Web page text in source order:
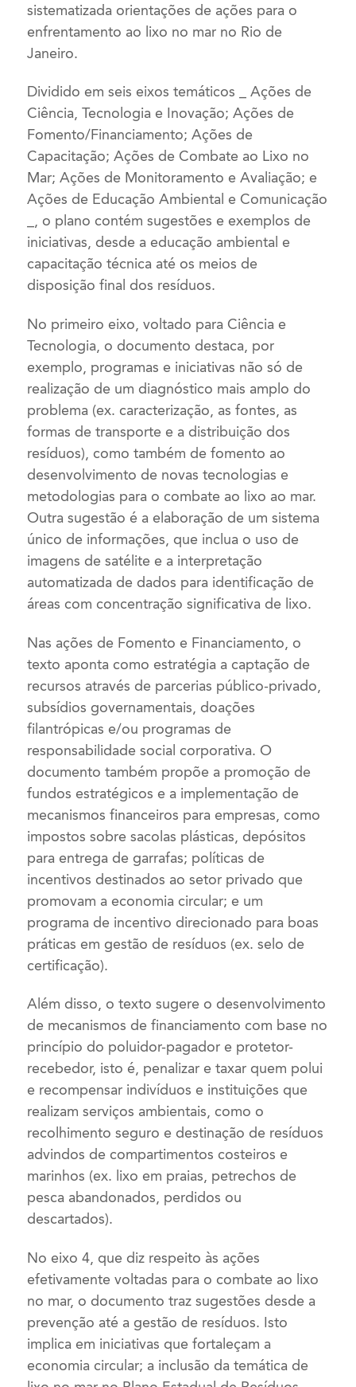
sistematizada orientações de ações para o
enfrentamento ao lixo no mar no Rio de
Janeiro.
Dividido em seis eixos temáticos _ Ações de
Ciência, Tecnologia e Inovação; Ações de
Fomento/Financiamento; Ações de
Capacitação; Ações de Combate ao Lixo no
Mar; Ações de Monitoramento e Avaliação; e
Ações de Educação Ambiental e Comunicação
_, o plano contém sugestões e exemplos de
iniciativas, desde a educação ambiental e
capacitação técnica até os meios de
disposição final dos resíduos.
No primeiro eixo, voltado para Ciência e
Tecnologia, o documento destaca, por
exemplo, programas e iniciativas não só de
realização de um diagnóstico mais amplo do
problema (ex. caracterização, as fontes, as
formas de transporte e a distribuição dos
resíduos), como também de fomento ao
desenvolvimento de novas tecnologias e
metodologias para o combate ao lixo ao mar.
Outra sugestão é a elaboração de um sistema
único de informações, que inclua o uso de
imagens de satélite e a interpretação
automatizada de dados para identificação de
áreas com concentração significativa de lixo.
Nas ações de Fomento e Financiamento, o
texto aponta como estratégia a captação de
recursos através de parcerias público-privado,
subsídios governamentais, doações
filantrópicas e/ou programas de
responsabilidade social corporativa. O
documento também propõe a promoção de
fundos estratégicos e a implementação de
mecanismos financeiros para empresas, como
impostos sobre sacolas plásticas, depósitos
para entrega de garrafas; políticas de
incentivos destinados ao setor privado que
promovam a economia circular; e um
programa de incentivo direcionado para boas
práticas em gestão de resíduos (ex. selo de
certificação).
Além disso, o texto sugere o desenvolvimento
de mecanismos de financiamento com base no
princípio do poluidor-pagador e protetor-
recebedor, isto é, penalizar e taxar quem polui
e recompensar indivíduos e instituições que
realizam serviços ambientais, como o
recolhimento seguro e destinação de resíduos
advindos de compartimentos costeiros e
marinhos (ex. lixo em praias, petrechos de
pesca abandonados, perdidos ou
descartados).
No eixo 4, que diz respeito às ações
efetivamente voltadas para o combate ao lixo
no mar, o documento traz sugestões desde a
prevenção até a gestão de resíduos. Isto
implica em iniciativas que fortaleçam a
economia circular; a inclusão da temática de